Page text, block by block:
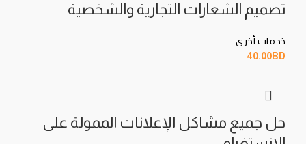
تصميم الشعارات التجارية والشخصية
خدمات أخرى
40.00BD
حل جميع مشاكل الإعلانات الممولة على